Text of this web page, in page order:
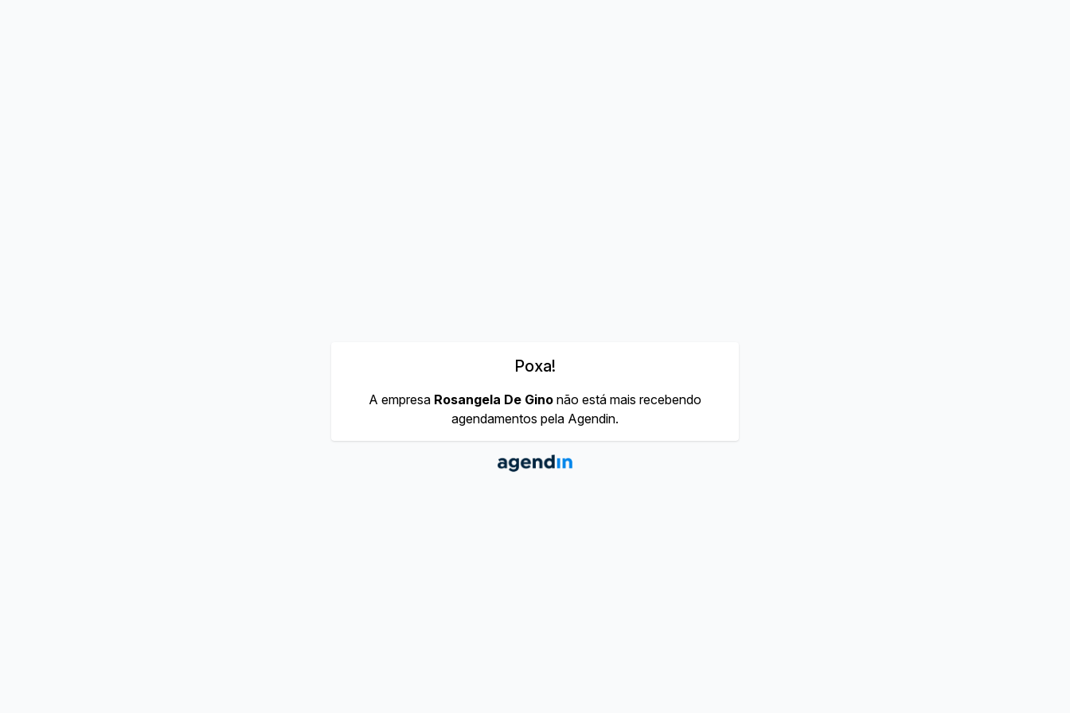
Poxa!
A empresa Rosangela De Gino não está mais recebendo
agendamentos pela Agendin.